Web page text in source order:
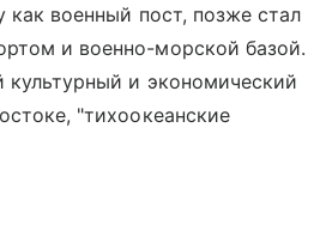
как военный пост, позже стал
и военно-морской базой.
культурный и экономический
"тихоокеанские